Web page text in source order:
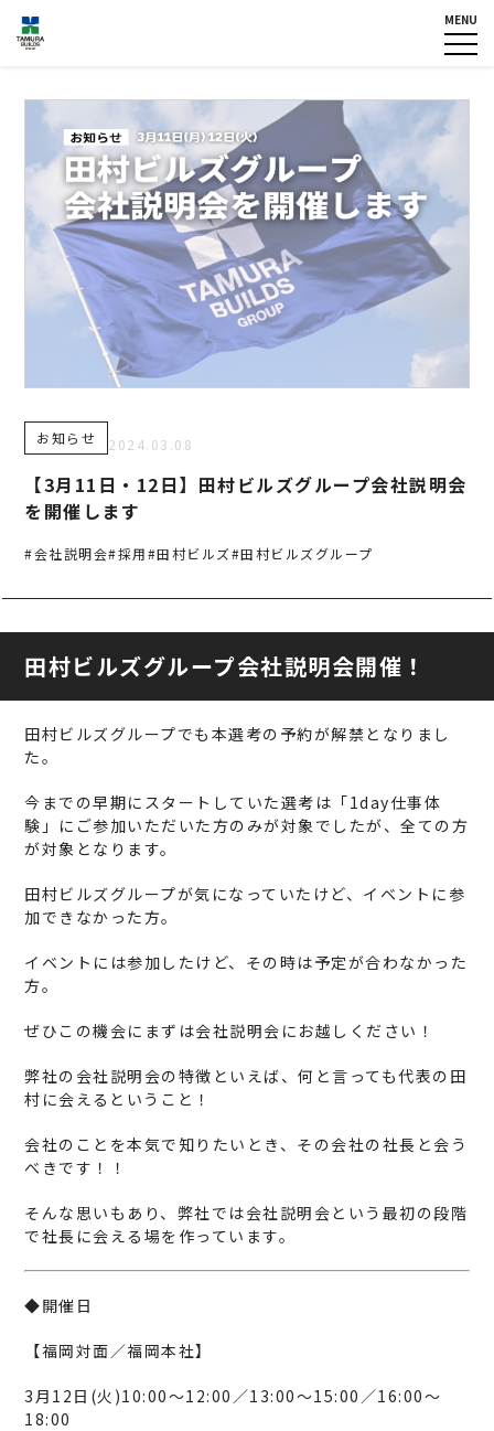
MENU
NEWS
IR情報
TOPICS
個人情報保護方針
反社会的勢力に対する基本方
カスタマーハラスメントに対
する基本方針
専用請求書
グループ各社概要
トップメッセージ
田村ビルズグループ
の歴史
認定・宣言一覧
事業案内
建築・不動産事業
TAMURA MEDIA
メディア実績
RECRUIT/エントリー
お知らせ 2024.03.08
【3月11日・12日】田村ビルズグループ会社説明会
を開催します
#会社説明会#採用#田村ビルズ#田村ビルズグループ
田村ビルズグループ会社説明会開催！
田村ビルズグループでも本選考の予約が解禁となりまし
た。
今までの早期にスタートしていた選考は「1day仕事体
験」にご参加いただいた方のみが対象でしたが、全ての方
が対象となります。
田村ビルズグループが気になっていたけど、イベントに参
加できなかった方。
イベントには参加したけど、その時は予定が合わなかった
方。
ぜひこの機会にまずは会社説明会にお越しください！
弊社の会社説明会の特徴といえば、何と言っても代表の田
村に会える ということ！
会社のことを本気で知りたいとき、その会社の社長と会う
べきです！！
そんな思いもあり、弊社では会社説明会という最初の段階
で社長に会える場を作っています。
◆開催日
【福岡対面／福岡本社】
3月12日(火)10:00～12:00／13:00～15:00／16:00～
18:00